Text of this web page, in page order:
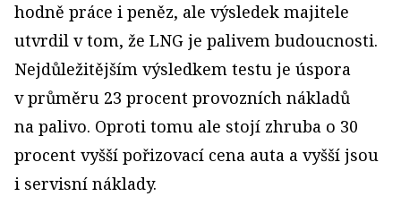
hodně práce i peněz, ale výsledek majitele
utvrdil v tom, že LNG je palivem budoucnosti.
Nejdůležitějším výsledkem testu je úspora
v průměru 23 procent provozních nákladů
na palivo. Oproti tomu ale stojí zhruba o 30
procent vyšší pořizovací cena auta a vyšší jsou
i servisní náklady.